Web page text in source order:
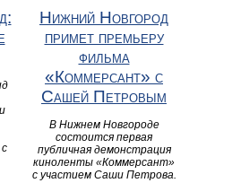
Нижний Новгород
примет премьеру
фильма
«Коммерсант» с
Сашей Петровым
В Нижнем Новгороде
состоится первая
публичная демонстрация
киноленты «Коммерсант»
с участием Саши Петрова.